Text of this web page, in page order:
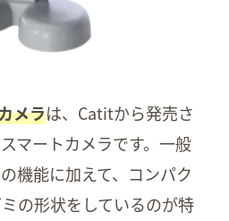
メラは、Catitから発売さ
マートカメラです。一般
機能に加えて、コンパク
の形状をしているのが特